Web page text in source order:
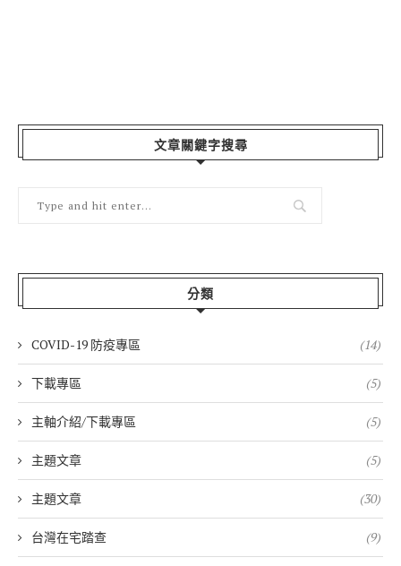
文章關鍵字搜尋
分類
COVID-19 防疫專區 (14)
下載專區 (5)
主軸介紹/下載專區 (5)
主題文章 (5)
主題文章 (30)
台灣在宅踏查 (9)